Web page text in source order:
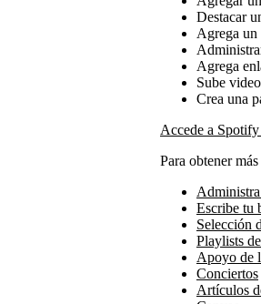
Destacar
Agrega un
Agrega
Sube
Crea una
Accede a
Para obtener
Administra
Escribe tu
Selección
Playlists
Apoyo de
Conciertos
Artículos